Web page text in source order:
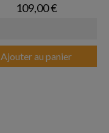
Prix
109,00 €
Ajouter au panier